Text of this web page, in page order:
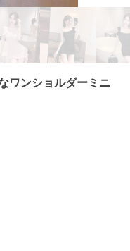
ワンショルダーミニ